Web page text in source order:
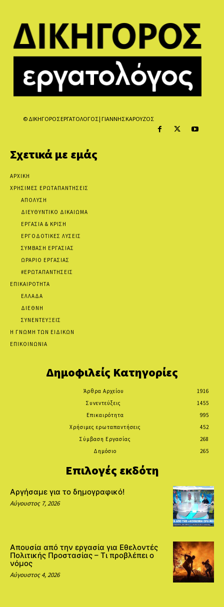
© ΔΙΚΗΓΟΡΟΣ ΕΡΓΑΤΟΛΟΓΟΣ | ΓΙΑΝΝΗΣ ΚΑΡΟΥΖΟΣ
Σχετικά με εμάς
ΑΡΧΙΚΗ
ΧΡΗΣΙΜΕΣ ΕΡΩΤΑΠΑΝΤΗΣΕΙΣ
ΑΠΟΛΥΣΗ
ΔΙΕΥΘΥΝΤΙΚΟ ΔΙΚΑΙΩΜΑ
ΕΡΓΑΣΙΑ & ΚΡΙΣΗ
ΕΡΓΟΔΟΤΙΚΕΣ ΛΥΣΕΙΣ
ΣΥΜΒΑΣΗ ΕΡΓΑΣΙΑΣ
ΩΡΑΡΙΟ ΕΡΓΑΣΙΑΣ
#ΕΡΩΤΑΠΑΝΤΗΣΕΙΣ
ΕΠΙΚΑΙΡΟΤΗΤΑ
ΕΛΛΑΔΑ
ΔΙΕΘΝΗ
ΣΥΝΕΝΤΕΥΞΕΙΣ
Η ΓΝΩΜΗ ΤΩΝ ΕΙΔΙΚΩΝ
ΕΠΙΚΟΙΝΩΝΙΑ
Δημοφιλείς Κατηγορίες
Άρθρα Αρχείου
1916
Συνεντεύξεις
1455
Επικαιρότητα
995
Χρήσιμες ερωταπαντήσεις
452
Σύμβαση Εργασίας
268
Δημόσιο
265
Επιλογές εκδότη
Αργήσαμε για το δημογραφικό!
Αύγουστος 7, 2026
Απουσία από την εργασία για Εθελοντές
Πολιτικής Προστασίας – Τι προβλέπει ο
νόμος
Αύγουστος 4, 2026